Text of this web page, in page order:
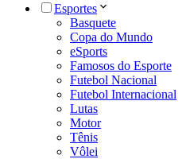
Esportes
Basquete
Copa do Mundo
eSports
Famosos do Esporte
Futebol Nacional
Futebol Internacional
Lutas
Motor
Tênis
Vôlei